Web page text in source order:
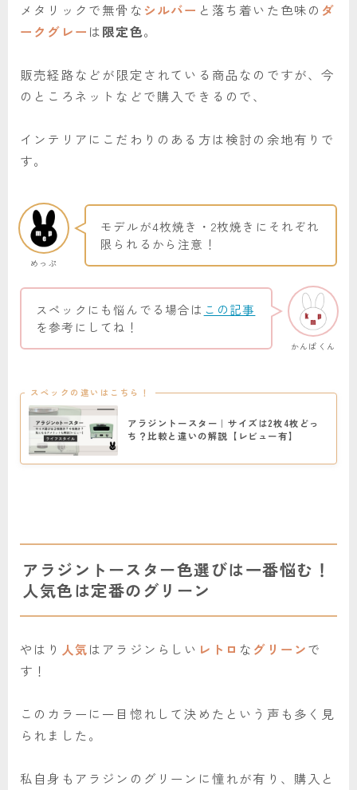
メタリックで無骨な シルバー と落ち着いた色味の ダ
ークグレー は限定色。
販売経路などが限定されている商品なのですが、今
のところネットなどで購入できるので、
インテリアにこだわりのある方は検討の余地有りで
す。
めっぷ
モデルが4枚焼き・2枚焼きにそれぞれ
限られるから注意！
かんぱくん
スペックにも悩んでる場合は この記事
を参考にしてね！
スペックの違いはこちら！
アラジントースター｜サイズは2枚4枚どっ
ち？比較と違いの解説【レビュー有】
アラジントースター色選びは一番悩む！
人気色は定番のグリーン
やはり 人気はアラジンらしい レトロ な グリーンで
す！
このカラーに一目惚れして決めたという声も多く見
られました。
私自身もアラジンのグリーンに憧れが有り、購入と